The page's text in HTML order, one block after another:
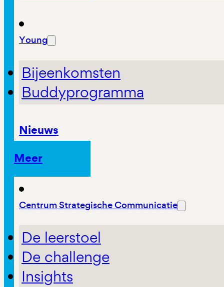
Young
Bijeenkomsten
Buddyprogramma
Nieuws
Meer
Centrum Strategische Communicatie
De leerstoel
De challenge
Insights